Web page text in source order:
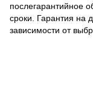
послегарантийное
сроки. Гарантия на
зависимости от